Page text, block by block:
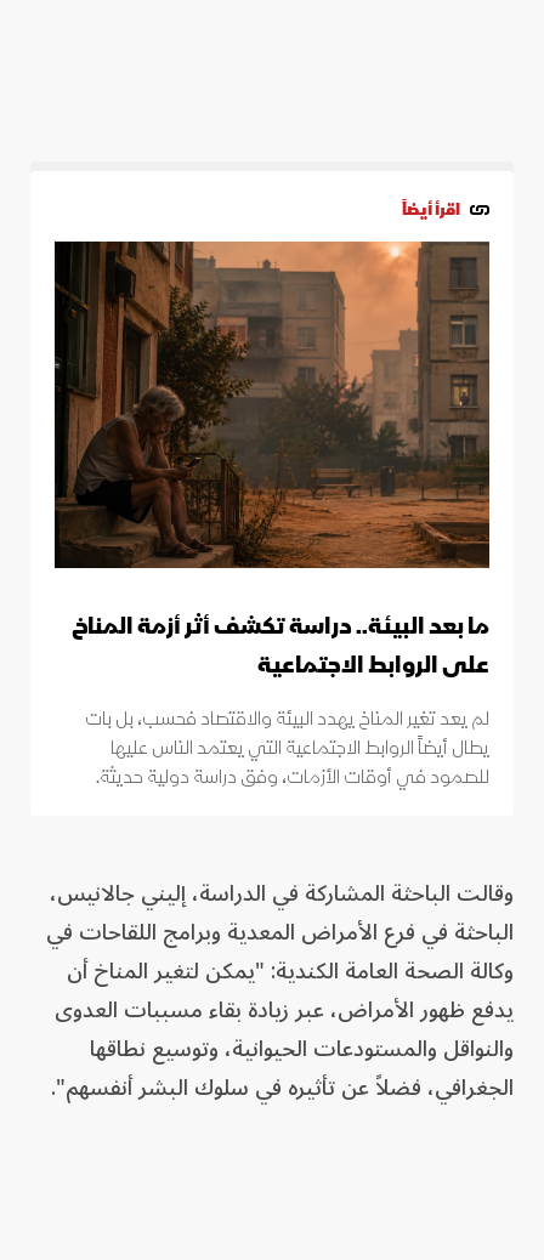
اقرأ أيضاً
ما بعد البيئة.. دراسة تكشف أثر أزمة المناخ
على الروابط الاجتماعية
لم يعد تغير المناخ يهدد البيئة والاقتصاد فحسب، بل بات
يطال أيضاً الروابط الاجتماعية التي يعتمد الناس عليها
للصمود في أوقات الأزمات، وفق دراسة دولية حديثة.
وقالت الباحثة المشاركة في الدراسة، إليني جالانيس،
الباحثة في فرع الأمراض المعدية وبرامج اللقاحات في
وكالة الصحة العامة الكندية: "يمكن لتغير المناخ أن
يدفع ظهور الأمراض، عبر زيادة بقاء مسببات العدوى
والنواقل والمستودعات الحيوانية، وتوسيع نطاقها
الجغرافي، فضلاً عن تأثيره في سلوك البشر أنفسهم".